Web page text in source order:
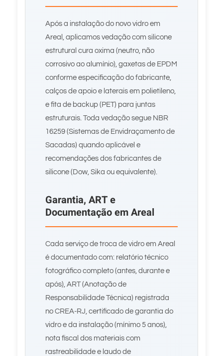
Após a instalação do novo vidro em
Areal, aplicamos vedação com silicone
estrutural cura oxima (neutro, não
corrosivo ao alumínio), gaxetas de EPDM
conforme especificação do fabricante,
calços de apoio e laterais em polietileno,
e fita de backup (PET) para juntas
estruturais. Toda vedação segue NBR
16259 (Sistemas de Envidraçamento de
Sacadas) quando aplicável e
recomendações dos fabricantes de
silicone (Dow, Sika ou equivalente).
Garantia, ART e
Documentação em Areal
Cada serviço de troca de vidro em Areal
é documentado com: relatório técnico
fotográfico completo (antes, durante e
após), ART (Anotação de
Responsabilidade Técnica) registrada
no CREA-RJ, certificado de garantia do
vidro e da instalação (mínimo 5 anos),
nota fiscal dos materiais com
rastreabilidade e laudo de